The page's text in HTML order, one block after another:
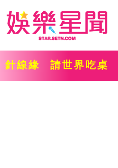
針線緣 請世界吃桌